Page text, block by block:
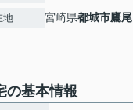
地 宮崎県都城市鷹尾
の基本情報